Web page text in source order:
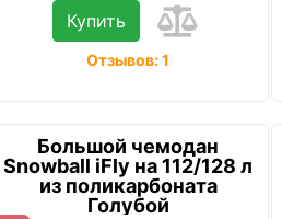
Купить
Отзывов: 1
Большой чемодан
Snowball iFly на 112/128 л
из поликарбоната
Голубой